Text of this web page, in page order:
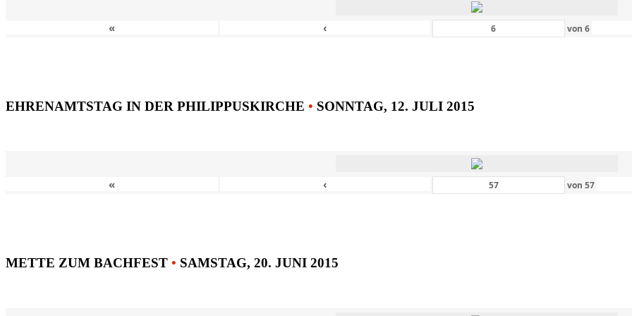
« ‹ von6
EHRENAMTSTAG IN DER PHILIPPUSKIRCHE • SONNTAG, 12. JULI 2015
« ‹ von57
METTE ZUM BACHFEST • SAMSTAG, 20. JUNI 2015